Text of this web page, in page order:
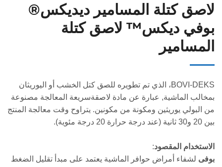
لاصق كتلة المسامير ديديكس®
بوفي ديكس™ لاصق كتلة
المسامير
BOVI-DEKS، الذي تم تطويره للصق كتل الخشب أو اليوريثان
بمخالب الماشية, عبارة عن مادة لاصقةسريعة المعالجة مصنوعة
من البولي يوريثين ومكونة من مكونين. يتراوح وقت معالجة المنتج
بين 20 و30 ثانية (عند درجة حرارة 20 درجة مئوية).
الاستخدام المقصود:
بوفى لشفاء أمراض حوافر الماشية يعتمد على مبدأ تقليل الضغط